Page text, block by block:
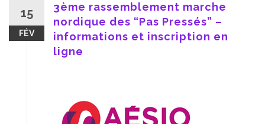
15
FÉV
3ème rassemblement marche
nordique des “Pas Pressés” –
informations et inscription en
ligne